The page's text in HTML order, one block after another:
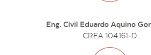
Eng. Civil Eduardo Aquino
CREA 104.161-D